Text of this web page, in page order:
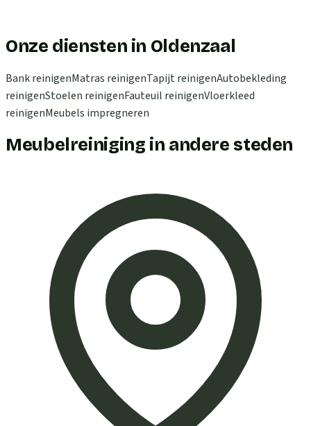
Onze diensten in Oldenzaal
Bank reinigenMatras reinigenTapijt reinigenAutobekleding
reinigenStoelen reinigenFauteuil reinigenVloerkleed
reinigenMeubels impregneren
Meubelreiniging in andere steden